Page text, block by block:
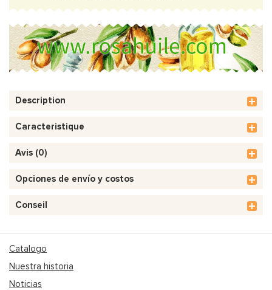
Description
Caracteristique
Avis (0)
Opciones de envío y costos
Conseil
Catalogo
Nuestra historia
Noticias